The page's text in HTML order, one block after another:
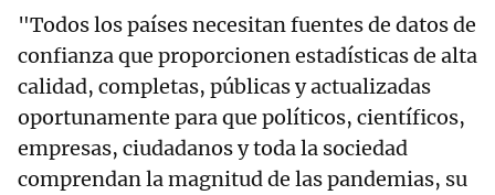
"Todos los países necesitan fuentes de datos de
confianza que proporcionen estadísticas de alta
calidad, completas, públicas y actualizadas
oportunamente para que políticos, científicos,
empresas, ciudadanos y toda la sociedad
comprendan la magnitud de las pandemias, su